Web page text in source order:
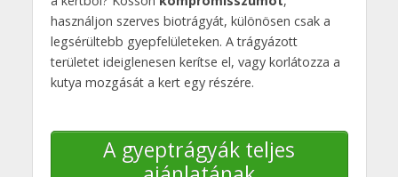
használjon szerves biotrágyát, különösen csak a
legsérültebb gyepfelületeken. A trágyázott
területet ideiglenesen kerítse el, vagy korlátozza a
kutya mozgását a kert egy részére.
A gyeptrágyák teljes